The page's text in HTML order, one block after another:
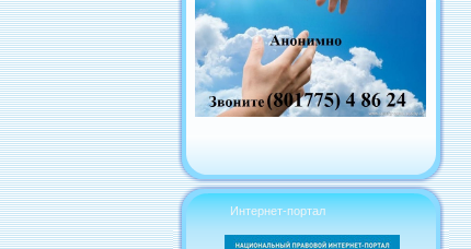
Интернет-портал